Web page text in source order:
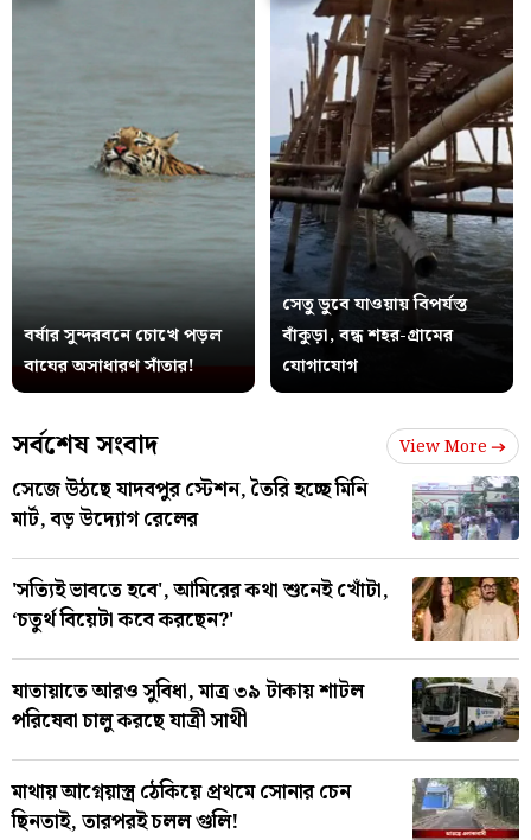
বর্ষার সুন্দরবনে চোখে পড়ল
বাঘের অসাধারণ সাঁতার!
সেতু ডুবে যাওয়ায় বিপর্যস্ত
বাঁকুড়া, বন্ধ শহর-গ্রামের
যোগাযোগ
সর্বশেষ সংবাদ View More
সেজে উঠছে যাদবপুর স্টেশন, তৈরি হচ্ছে মিনি
মার্ট, বড় উদ্যোগ রেলের
'সত্যিই ভাবতে হবে', আমিরের কথা শুনেই খোঁটা,
‘চতুর্থ বিয়েটা কবে করছেন?'
যাতায়াতে আরও সুবিধা, মাত্র ৩৯ টাকায় শাটল
পরিষেবা চালু করছে যাত্রী সাথী
মাথায় আগ্নেয়াস্ত্র ঠেকিয়ে প্রথমে সোনার চেন
ছিনতাই, তারপরই চলল গুলি!